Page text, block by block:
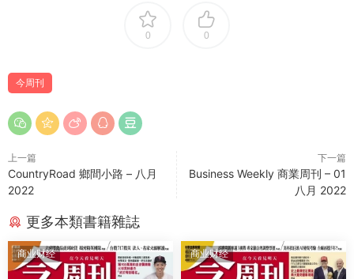
0 0
今周刊
上一篇
CountryRoad 鄉間小路 – 八月
2022
下一篇
Business Weekly 商業周刊 – 01
八月 2022
更多本類書籍雜誌
商业财经 商业财经